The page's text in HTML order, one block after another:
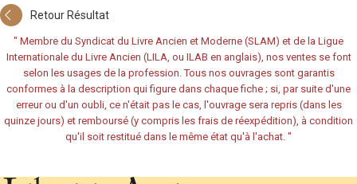
Retour Résultat
" Membre du Syndicat du Livre Ancien et Moderne (SLAM) et de la Ligue
Internationale du Livre Ancien (LILA, ou ILAB en anglais), nos ventes se font
selon les usages de la profession. Tous nos ouvrages sont garantis
conformes à la description qui figure dans chaque fiche ; si, par suite d'une
erreur ou d'un oubli, ce n'était pas le cas, l'ouvrage sera repris (dans les
quinze jours) et remboursé (y compris les frais de réexpédition), à condition
qu'il soit restitué dans le même état qu'à l'achat. "